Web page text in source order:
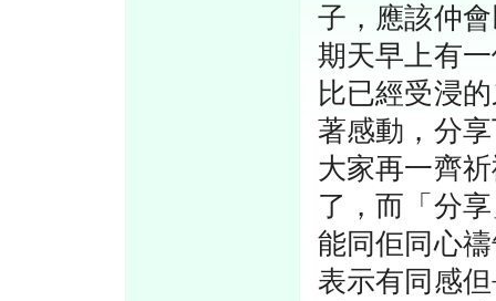
子，應該仲
期天早上有
比已經受浸
著感動，分
大家再一齊
了，而「分
能同佢同心
表示有同感